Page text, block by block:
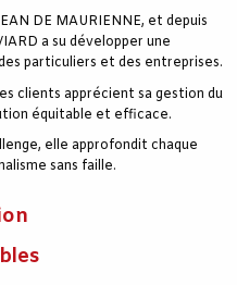
DE MAURIENNE, et depuis
a su développer une
particuliers et des entreprises.
clients apprécient sa gestion du
équitable et efficace.
elle approfondit chaque
sans faille.